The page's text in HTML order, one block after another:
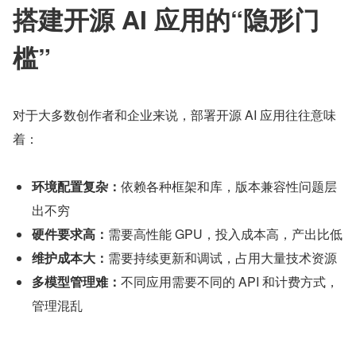
搭建开源 AI 应用的“隐形门
槛”
对于大多数创作者和企业来说，部署开源 AI 应用往往意味
着：
环境配置复杂： 依赖各种框架和库，版本兼容性问题层
出不穷
硬件要求高： 需要高性能 GPU，投入成本高，产出比低
维护成本大： 需要持续更新和调试，占用大量技术资源
多模型管理难： 不同应用需要不同的 API 和计费方式，
管理混乱